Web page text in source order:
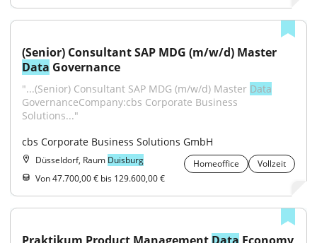
Data Governance
"...(Senior) Consultant SAP MDG (m/w/d) Master Data
GovernanceCompany:cbs Corporate Business
Solutions..."
cbs Corporate Business Solutions GmbH
Düsseldorf, Raum Duisburg Homeoffice
Vollzeit
Von 47.700,00 € bis 129.600,00 €